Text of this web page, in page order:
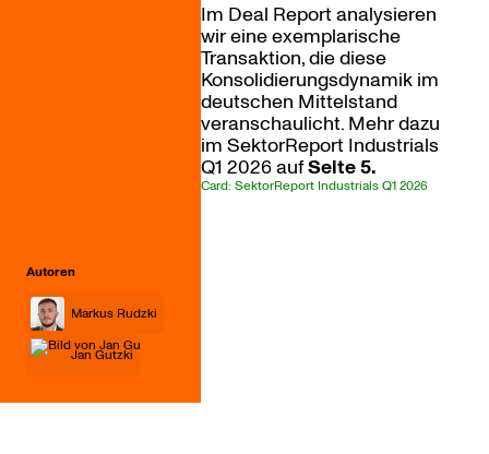
Autoren
Markus Rudzki
Jan Gutzki
Im Deal Report analysieren
wir eine exemplarische
Transaktion, die diese
Konsolidierungsdynamik im
deutschen Mittelstand
veranschaulicht. Mehr dazu
im SektorReport Industrials
Q1 2026 aufSeite 5.
Card: SektorReport Industrials Q1 2026